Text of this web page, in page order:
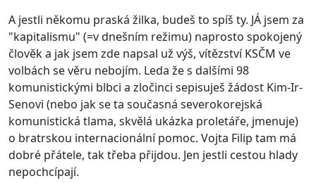
A jestli někomu praská žilka, budeš to spíš ty. JÁ jsem za
"kapitalismu" (=v dnešním režimu) naprosto spokojený
člověk a jak jsem zde napsal už výš, vítězství KSČM ve
volbách se věru nebojím. Leda že s dalšími 98
komunistickými blbci a zločinci sepisuješ žádost Kim-Ir-
Senovi (nebo jak se ta současná severokorejská
komunistická tlama, skvělá ukázka proletáře, jmenuje)
o bratrskou internacionální pomoc. Vojta Filip tam má
dobré přátele, tak třeba přijdou. Jen jestli cestou hlady
nepochcípají.